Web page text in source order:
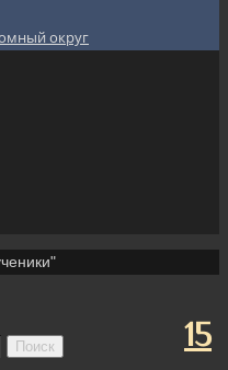
округ
15
Поиск